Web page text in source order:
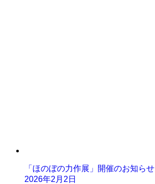
「ほのぼの力作展」開催のお知らせ
2026年2月2日